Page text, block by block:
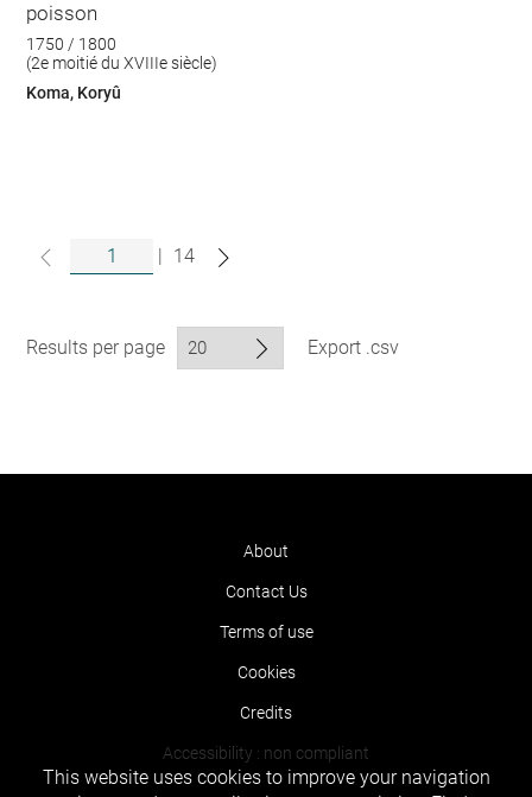
poisson
1750 / 1800
(2e moitié du XVIIIe siècle)
Koma, Koryû
14
Results per page Export .csv
About
Contact Us
Terms of use
Cookies
Credits
Accessibility : non compliant
This website uses cookies to improve your navigation